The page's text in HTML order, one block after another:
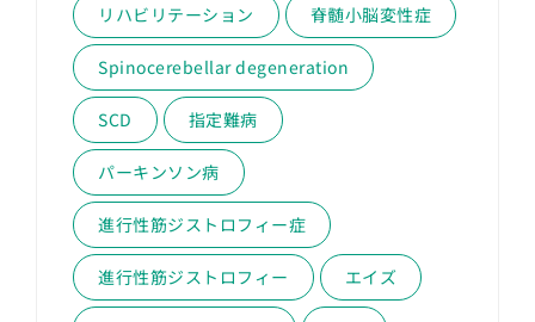
リハビリテーション 脊髄小脳変性症
Spinocerebellar degeneration
SCD 指定難病
パーキンソン病
進行性筋ジストロフィー症
進行性筋ジストロフィー エイズ